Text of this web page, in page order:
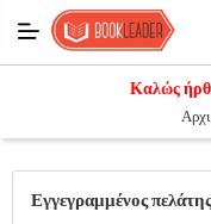
Καλώς
Εγγεγραμμένος πελάτης